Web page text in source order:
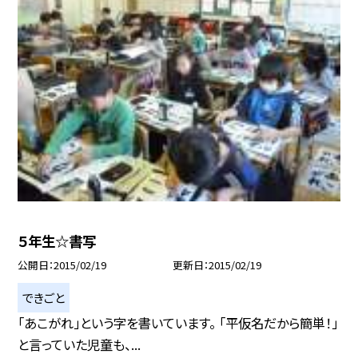
５年生☆書写
公開日 2015/02/19 更新日 2015/02/19
できごと
「あこがれ」という字を書いています。 「平仮名だから簡単！」
と言っていた児童も、...